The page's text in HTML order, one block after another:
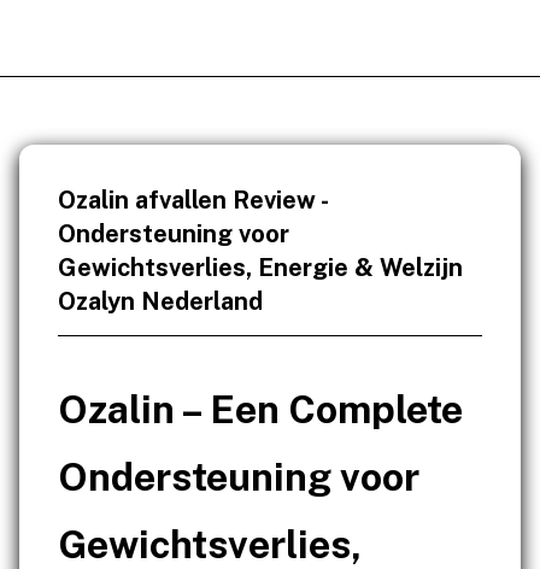
Ozalin afvallen Review -
Ondersteuning voor
Gewichtsverlies, Energie & Welzijn
Ozalyn Nederland
Ozalin – Een Complete
Ondersteuning voor
Gewichtsverlies,